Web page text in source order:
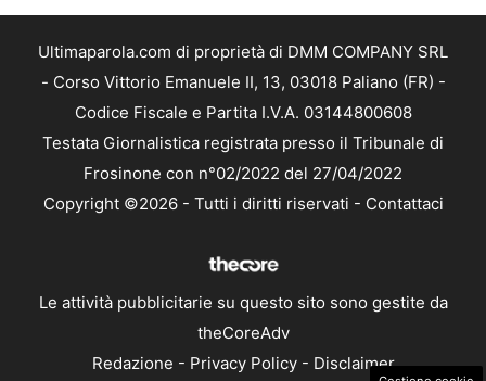
Ultimaparola.com di proprietà di DMM COMPANY SRL
- Corso Vittorio Emanuele II, 13, 03018 Paliano (FR) -
Codice Fiscale e Partita I.V.A. 03144800608
Testata Giornalistica registrata presso il Tribunale di
Frosinone con n°02/2022 del 27/04/2022
Copyright ©2026 - Tutti i diritti riservati - Contattaci
Le attività pubblicitarie su questo sito sono gestite da
theCoreAdv
Redazione - Privacy Policy- Disclaimer